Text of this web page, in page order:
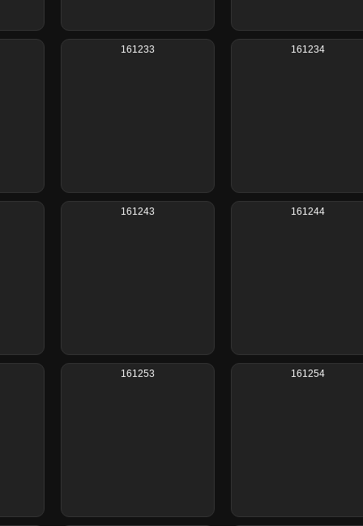
161233 161234
161243 161244
161253 161254